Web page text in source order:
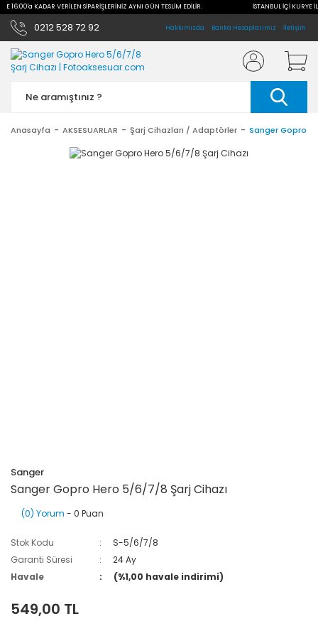
16:00'a KADAR VERİLEN SİPARİŞLERİNİZ AYNI GÜN TESLİM EDİLİR. İSTANBUL İÇİ KURYE
0212 528 72 92 Hakkımızda Banka Hesaplarımız İletişim
Anasayfa AKSESUARLAR Şarj Cihazları / Adaptörler Sanger Gopro
Sanger
Sanger Gopro Hero 5/6/7/8 Şarj Cihazı
(0) Yorum - 0 Puan
Stok Kodu
S-5/6/7/8
Garanti Süresi
24 Ay
Havale
(%1,00 havale indirimi)
549,00 TL